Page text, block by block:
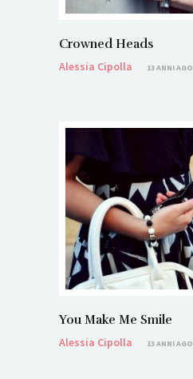
Crowned Heads
Alessia Cipolla
13 ANNI AGO
You Make Me Smile
Alessia Cipolla
13 ANNI AGO